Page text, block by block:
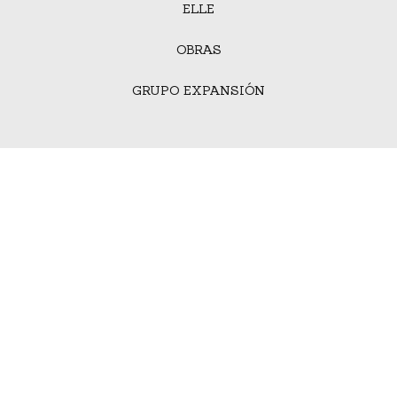
ELLE
OBRAS
GRUPO EXPANSIÓN